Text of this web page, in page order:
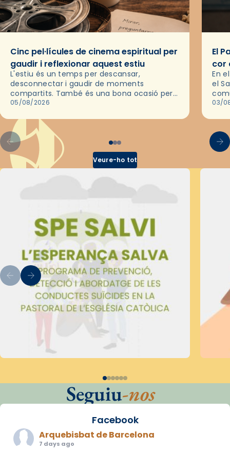
Cinc pel·lícules de cinema espiritual per
gaudir i reflexionar aquest estiu
L'estiu és un temps per descansar,
desconnectar i gaudir de moments
compartits. També és una bona ocasió per
deixar-se portar per una bona història i, a
05/08/2026
El
cor
En
el
de
03/
Veure-ho tot
Seguiu-nos
Facebook
Arquebisbat de Barcelona
7 days ago